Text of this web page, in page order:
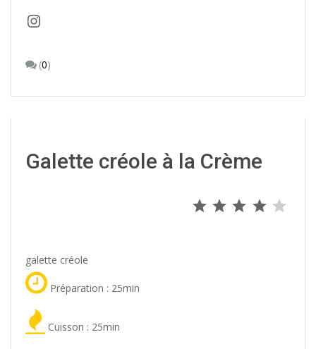
Instagram
(0)
Galette créole à la Crème
galette créole
Préparation : 25min
Cuisson : 25min